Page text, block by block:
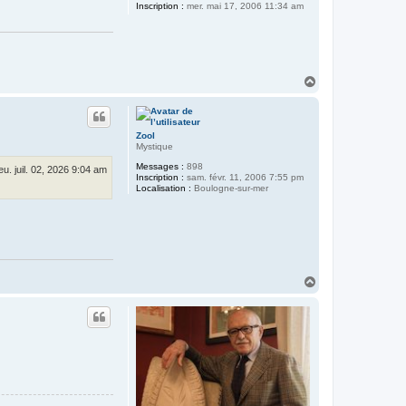
Inscription : mer. mai 17, 2006 11:34 am
Zool
Mystique
Messages : 898
Inscription : sam. févr. 11, 2006 7:55 pm
Localisation : Boulogne-sur-mer
juil. 02, 2026 9:04 am